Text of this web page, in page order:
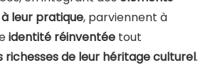
leur pratique, parviennent à
identité réinventée tout
richesses de leur héritage culturel.